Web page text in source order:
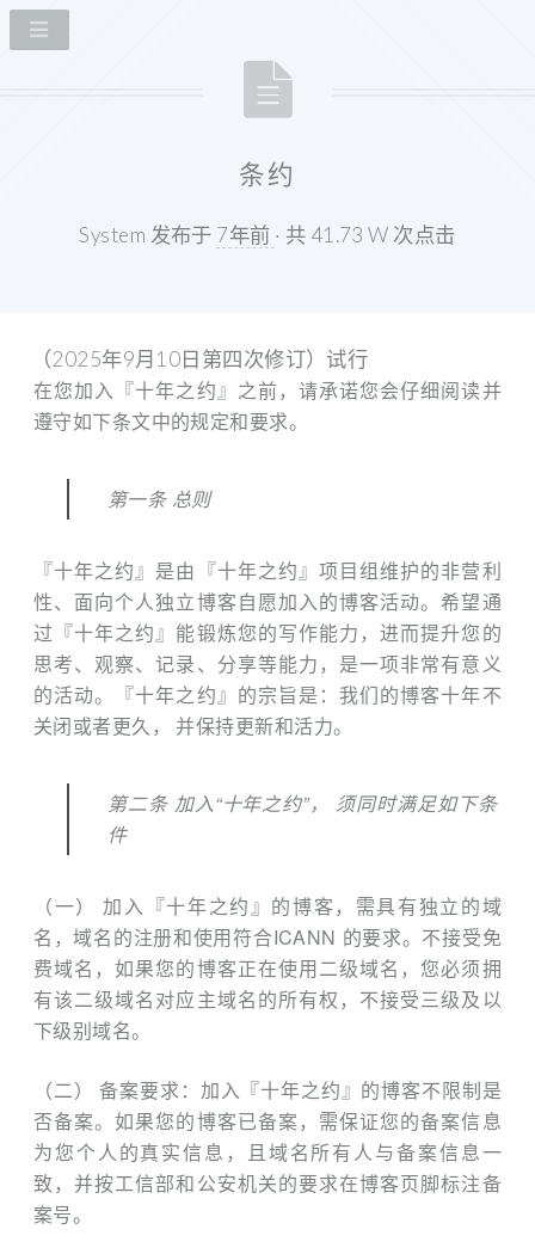
条约
System 发布于 7年前 · 共 41.73 W 次点击
（2025年9月10日第四次修订）试行
在您加入『十年之约』之前，请承诺您会仔细阅读并
遵守如下条文中的规定和要求。
第一条 总则
『十年之约』是由『十年之约』项目组维护的非营利
性、面向个人独立博客自愿加入的博客活动。希望通
过『十年之约』能锻炼您的写作能力，进而提升您的
思考、观察、记录、分享等能力，是一项非常有意义
的活动。『十年之约』的宗旨是：我们的博客十年不
关闭或者更久， 并保持更新和活力。
第二条 加入“十年之约”， 须同时满足如下条
件
（一） 加入『十年之约』的博客，需具有独立的域
名，域名的注册和使用符合ICANN 的要求。不接受免
费域名，如果您的博客正在使用二级域名，您必须拥
有该二级域名对应主域名的所有权，不接受三级及以
下级别域名。
（二） 备案要求：加入『十年之约』的博客不限制是
否备案。如果您的博客已备案，需保证您的备案信息
为您个人的真实信息，且域名所有人与备案信息一
致，并按工信部和公安机关的要求在博客页脚标注备
案号。